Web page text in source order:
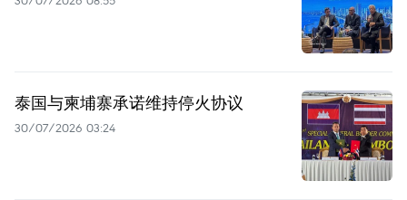
泰国与柬埔寨承诺维持停火协议
30/07/2026 03:24